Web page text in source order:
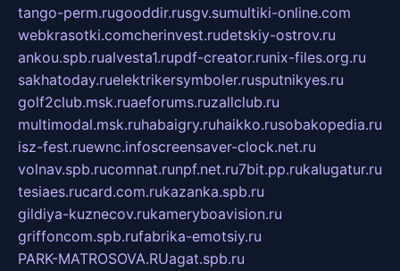
tango-perm.rugooddir.rusgv.sumultiki-online.com
webkrasotki.comcherinvest.rudetskiy-ostrov.ru
ankou.spb.rualvesta1.rupdf-creator.runix-files.org.ru
sakhatoday.ruelektrikersymboler.rusputnikyes.ru
golf2club.msk.ruaeforums.ruzallclub.ru
multimodal.msk.ruhabaigry.ruhaikko.rusobakopedia.ru
isz-fest.ruewnc.infoscreensaver-clock.net.ru
volnav.spb.rucomnat.runpf.net.ru7bit.pp.rukalugatur.ru
tesiaes.rucard.com.rukazanka.spb.ru
gildiya-kuznecov.rukameryboavision.ru
griffoncom.spb.rufabrika-emotsiy.ru
PARK-MATROSOVA.RUagat.spb.ru